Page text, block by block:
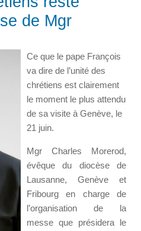
de Mgr
Ce que le pape François
va dire de l’unité des
chrétiens est clairement
le moment le plus attendu
de sa visite à Genève, le
21 juin.
Mgr Charles Morerod,
évêque du diocèse de
Lausanne, Genève et
Fribourg en charge de
l’organisation de la
messe que présidera le